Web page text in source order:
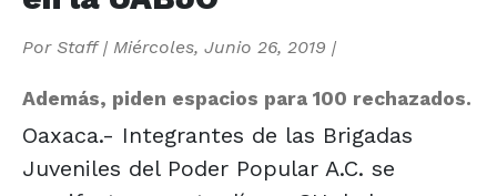
Por Staff| Miércoles, Junio 26, 2019 |
Además, piden espacios para 100 rechazados.
Oaxaca.- Integrantes de las Brigadas
Juveniles del Poder Popular A.C. se